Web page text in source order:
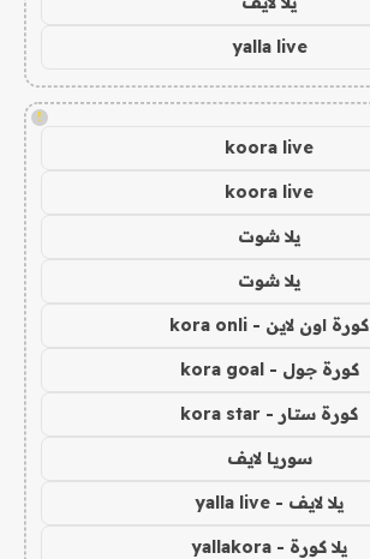
yalla live
!
koora live
koora live
يلا شوت
يلا شوت
كورة اون لاين - kora onli
كورة جول - kora goal
كورة ستار - kora star
سوريا لايف
يلا لايف - yalla live
يلا كورة - yallakora